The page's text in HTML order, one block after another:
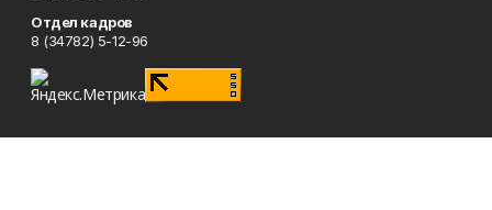
Отдел кадров
8 (34782) 5-12-96